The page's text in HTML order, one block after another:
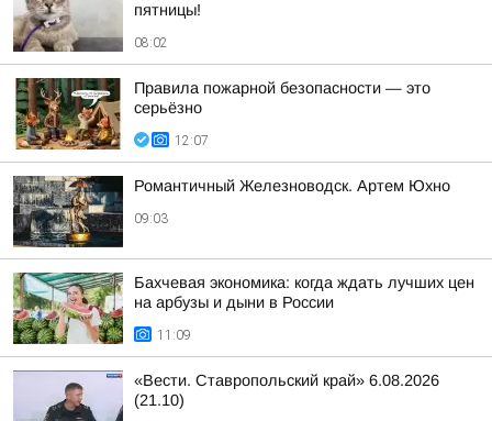
пятницы!
08:02
Правила пожарной безопасности — это
серьёзно
12:07
Романтичный Железноводск. Артем Юхно
09:03
Бахчевая экономика: когда ждать лучших цен
на арбузы и дыни в России
11:09
«Вести. Ставропольский край» 6.08.2026
(21.10)